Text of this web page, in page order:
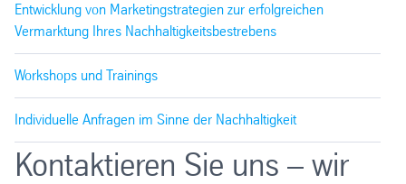
Entwicklung von Marketingstrategien zur erfolgreichen
Vermarktung Ihres Nachhaltigkeitsbestrebens
Workshops und Trainings
Individuelle Anfragen im Sinne der Nachhaltigkeit
Kontaktieren Sie uns – wir